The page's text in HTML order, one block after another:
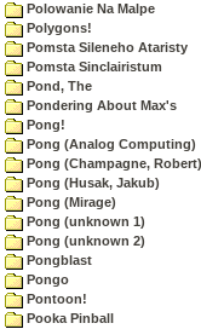
Polowanie Na Malpe
Polygons!
Pomsta Sileneho Ataristy
Pomsta Sinclairistum
Pond, The
Pondering About Max's
Pong!
Pong (Analog Computing)
Pong (Champagne, Robert)
Pong (Husak, Jakub)
Pong (Mirage)
Pong (unknown 1)
Pong (unknown 2)
Pongblast
Pongo
Pontoon!
Pooka Pinball